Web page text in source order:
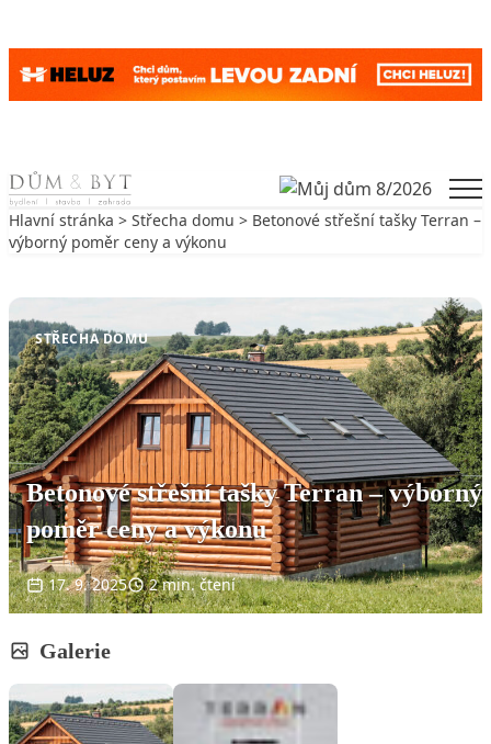
Skip to content
Hlavní stránka > Střecha domu > Betonové střešní tašky Terran –
výborný poměr ceny a výkonu
STŘECHA DOMU
Betonové střešní tašky Terran – výborný
poměr ceny a výkonu
17. 9. 2025 2 min. čtení
Galerie